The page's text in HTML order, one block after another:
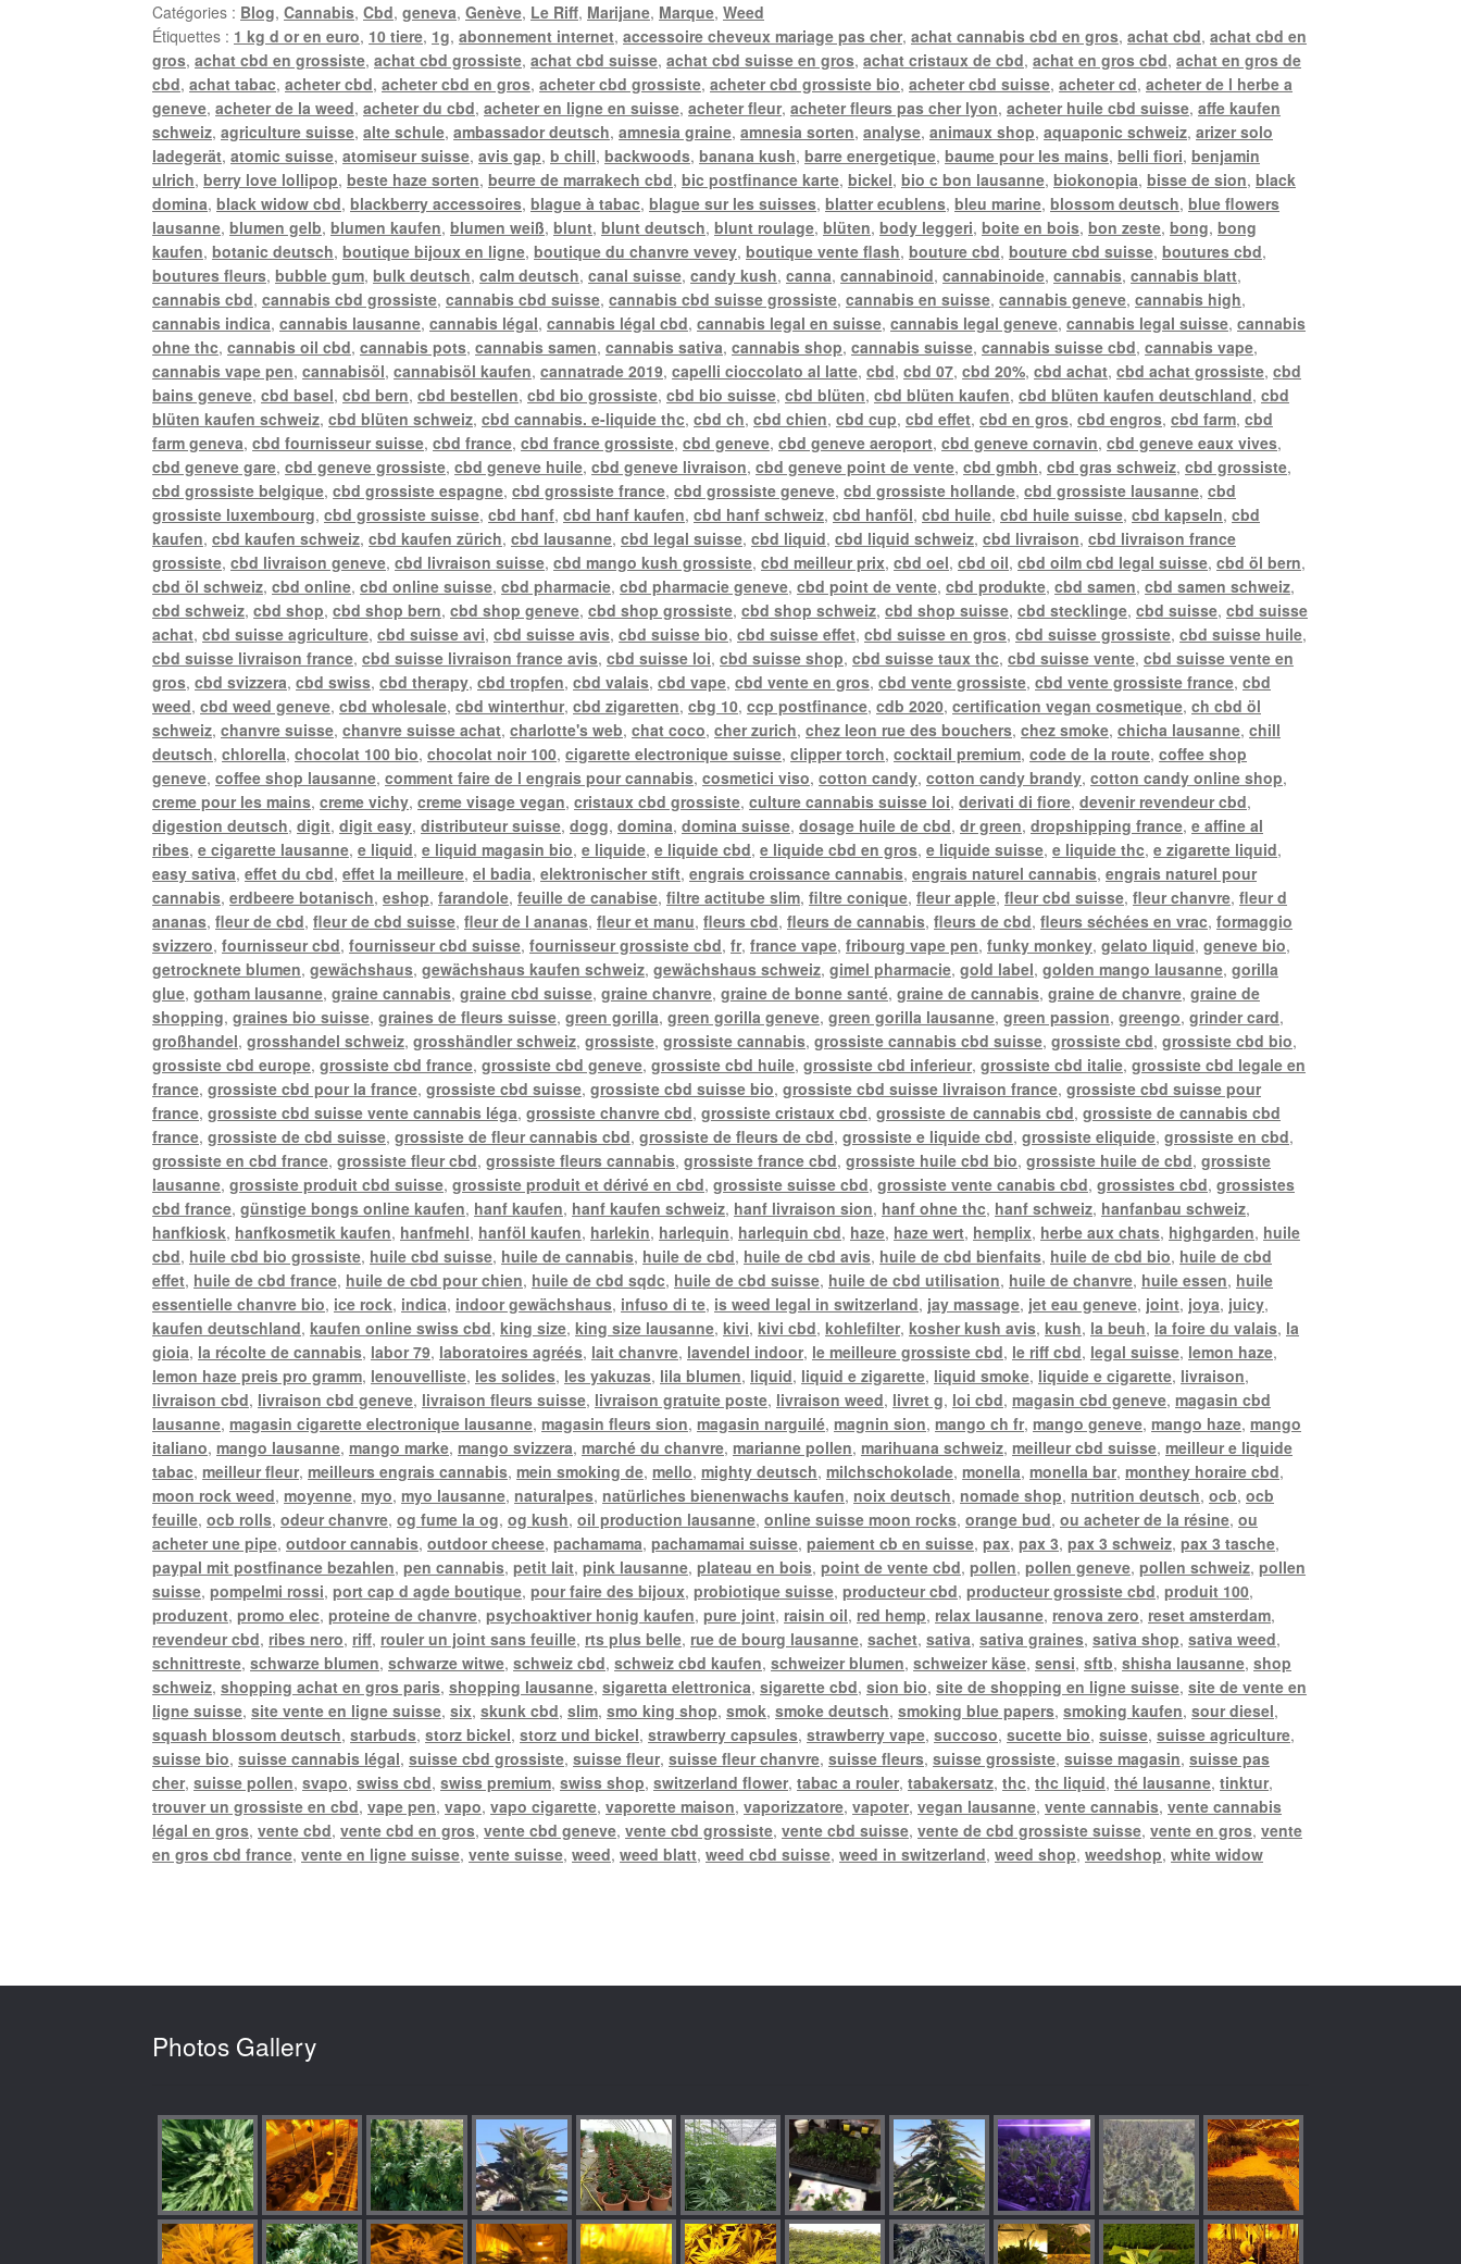
Catégories : Blog,Cannabis,Cbd,geneva,Genève, Le Riff, Marijane, Marque,Weed
Étiquettes : 1 kg d or en euro, 10 tiere, 1g,abonnement internet,accessoire cheveux mariage pas cher,achat cannabis cbd en gros,achat cbd,achat cbd en
gros,achat cbd en grossiste,achat cbd grossiste,achat cbd suisse,achat cbd suisse en gros,achat cristaux de cbd,achat en gros cbd,achat en gros de
cbd,achat tabac,acheter cbd,acheter cbd en gros,acheter cbd grossiste,acheter cbd grossiste bio,acheter cbd suisse,acheter cd,acheter de l herbe a
geneve,acheter de la weed,acheter du cbd,acheter en ligne en suisse,acheter fleur,acheter fleurs pas cher lyon,acheter huile cbd suisse,affe kaufen
schweiz,agriculture suisse,alte schule,ambassador deutsch,amnesia graine,amnesia sorten,analyse,animaux shop,aquaponic schweiz,arizer solo
ladegerät,atomic suisse,atomiseur suisse,avis gap,b chill,backwoods,banana kush,barre energetique,baume pour les mains,belli fiori,benjamin
ulrich,berry love lollipop,beste haze sorten,beurre de marrakech cbd,bic postfinance karte,bickel,bio c bon lausanne,biokonopia,bisse de sion,black
domina,black widow cbd,blackberry accessoires,blague à tabac,blague sur les suisses,blatter ecublens,bleu marine,blossom deutsch,blue flowers
lausanne,blumen gelb,blumen kaufen,blumen weiß,blunt,blunt deutsch,blunt roulage,blüten,body leggeri,boite en bois,bon zeste,bong,bong
kaufen,botanic deutsch,boutique bijoux en ligne,boutique du chanvre vevey,boutique vente flash,bouture cbd,bouture cbd suisse,boutures cbd,
boutures fleurs,bubble gum,bulk deutsch,calm deutsch,canal suisse,candy kush,canna,cannabinoid,cannabinoide,cannabis,cannabis blatt,
cannabis cbd,cannabis cbd grossiste,cannabis cbd suisse,cannabis cbd suisse grossiste,cannabis en suisse,cannabis geneve,cannabis high,
cannabis indica,cannabis lausanne,cannabis légal,cannabis légal cbd,cannabis legal en suisse,cannabis legal geneve,cannabis legal suisse,cannabis
ohne thc,cannabis oil cbd,cannabis pots,cannabis samen,cannabis sativa,cannabis shop,cannabis suisse,cannabis suisse cbd,cannabis vape,
cannabis vape pen,cannabisöl,cannabisöl kaufen,cannatrade 2019,capelli cioccolato al latte,cbd,cbd 07,cbd 20%,cbd achat,cbd achat grossiste,cbd
bains geneve,cbd basel,cbd bern,cbd bestellen,cbd bio grossiste,cbd bio suisse,cbd blüten,cbd blüten kaufen,cbd blüten kaufen deutschland,cbd
blüten kaufen schweiz,cbd blüten schweiz,cbd cannabis. e-liquide thc,cbd ch,cbd chien,cbd cup,cbd effet,cbd en gros,cbd engros,cbd farm,cbd
farm geneva,cbd fournisseur suisse,cbd france,cbd france grossiste,cbd geneve,cbd geneve aeroport,cbd geneve cornavin,cbd geneve eaux vives,
cbd geneve gare,cbd geneve grossiste,cbd geneve huile,cbd geneve livraison,cbd geneve point de vente,cbd gmbh,cbd gras schweiz,cbd grossiste,
cbd grossiste belgique,cbd grossiste espagne,cbd grossiste france,cbd grossiste geneve,cbd grossiste hollande,cbd grossiste lausanne,cbd
grossiste luxembourg,cbd grossiste suisse,cbd hanf,cbd hanf kaufen,cbd hanf schweiz,cbd hanföl,cbd huile,cbd huile suisse,cbd kapseln,cbd
kaufen,cbd kaufen schweiz,cbd kaufen zürich,cbd lausanne,cbd legal suisse,cbd liquid,cbd liquid schweiz,cbd livraison,cbd livraison france
grossiste,cbd livraison geneve,cbd livraison suisse,cbd mango kush grossiste,cbd meilleur prix,cbd oel,cbd oil,cbd oilm cbd legal suisse,cbd öl bern,
cbd öl schweiz,cbd online,cbd online suisse,cbd pharmacie,cbd pharmacie geneve,cbd point de vente,cbd produkte,cbd samen,cbd samen schweiz,
cbd schweiz,cbd shop,cbd shop bern,cbd shop geneve,cbd shop grossiste,cbd shop schweiz,cbd shop suisse,cbd stecklinge,cbd suisse,cbd suisse
achat,cbd suisse agriculture,cbd suisse avi,cbd suisse avis,cbd suisse bio,cbd suisse effet,cbd suisse en gros,cbd suisse grossiste,cbd suisse huile,
cbd suisse livraison france,cbd suisse livraison france avis,cbd suisse loi,cbd suisse shop,cbd suisse taux thc,cbd suisse vente,cbd suisse vente en
gros,cbd svizzera,cbd swiss,cbd therapy,cbd tropfen,cbd valais,cbd vape,cbd vente en gros,cbd vente grossiste,cbd vente grossiste france,cbd
weed,cbd weed geneve,cbd wholesale,cbd winterthur,cbd zigaretten,cbg 10,ccp postfinance,cdb 2020,certification vegan cosmetique,ch cbd öl
schweiz,chanvre suisse,chanvre suisse achat,charlotte's web,chat coco,cher zurich,chez leon rue des bouchers,chez smoke,chicha lausanne,chill
deutsch,chlorella,chocolat 100 bio,chocolat noir 100,cigarette electronique suisse,clipper torch,cocktail premium,code de la route,coffee shop
geneve,coffee shop lausanne,comment faire de l engrais pour cannabis,cosmetici viso,cotton candy,cotton candy brandy,cotton candy online shop,
creme pour les mains,creme vichy,creme visage vegan,cristaux cbd grossiste,culture cannabis suisse loi,derivati di fiore,devenir revendeur cbd,
digestion deutsch,digit,digit easy,distributeur suisse,dogg,domina,domina suisse,dosage huile de cbd,dr green,dropshipping france,e affine al
ribes,e cigarette lausanne,e liquid,e liquid magasin bio,e liquide,e liquide cbd,e liquide cbd en gros,e liquide suisse,e liquide thc,e zigarette liquid,
easy sativa,effet du cbd,effet la meilleure,el badia,elektronischer stift,engrais croissance cannabis,engrais naturel cannabis,engrais naturel pour
cannabis,erdbeere botanisch,eshop,farandole,feuille de canabise,filtre actitube slim,filtre conique,fleur apple,fleur cbd suisse,fleur chanvre,fleur d
ananas,fleur de cbd,fleur de cbd suisse,fleur de l ananas,fleur et manu,fleurs cbd,fleurs de cannabis,fleurs de cbd,fleurs séchées en vrac,formaggio
svizzero,fournisseur cbd,fournisseur cbd suisse,fournisseur grossiste cbd,fr,france vape,fribourg vape pen,funky monkey,gelato liquid,geneve bio,
getrocknete blumen,gewächshaus,gewächshaus kaufen schweiz,gewächshaus schweiz,gimel pharmacie,gold label,golden mango lausanne,gorilla
glue,gotham lausanne,graine cannabis,graine cbd suisse,graine chanvre,graine de bonne santé,graine de cannabis,graine de chanvre,graine de
shopping,graines bio suisse,graines de fleurs suisse,green gorilla,green gorilla geneve,green gorilla lausanne,green passion,greengo,grinder card,
großhandel,grosshandel schweiz,grosshändler schweiz,grossiste,grossiste cannabis,grossiste cannabis cbd suisse,grossiste cbd,grossiste cbd bio,
grossiste cbd europe,grossiste cbd france,grossiste cbd geneve,grossiste cbd huile,grossiste cbd inferieur,grossiste cbd italie,grossiste cbd legale en
france,grossiste cbd pour la france,grossiste cbd suisse,grossiste cbd suisse bio,grossiste cbd suisse livraison france,grossiste cbd suisse pour
france,grossiste cbd suisse vente cannabis léga,grossiste chanvre cbd,grossiste cristaux cbd,grossiste de cannabis cbd,grossiste de cannabis cbd
france,grossiste de cbd suisse,grossiste de fleur cannabis cbd,grossiste de fleurs de cbd,grossiste e liquide cbd,grossiste eliquide,grossiste en cbd,
grossiste en cbd france,grossiste fleur cbd,grossiste fleurs cannabis,grossiste france cbd,grossiste huile cbd bio,grossiste huile de cbd,grossiste
lausanne,grossiste produit cbd suisse,grossiste produit et dérivé en cbd,grossiste suisse cbd,grossiste vente canabis cbd,grossistes cbd,grossistes
cbd france,günstige bongs online kaufen, hanf kaufen, hanf kaufen schweiz, hanf livraison sion, hanf ohne thc, hanf schweiz, hanfanbau schweiz,
hanfkiosk, hanfkosmetik kaufen, hanfmehl, hanföl kaufen, harlekin, harlequin, harlequin cbd, haze, haze wert, hemplix, herbe aux chats, highgarden, huile
cbd, huile cbd bio grossiste, huile cbd suisse, huile de cannabis, huile de cbd, huile de cbd avis, huile de cbd bienfaits, huile de cbd bio, huile de cbd
effet, huile de cbd france, huile de cbd pour chien, huile de cbd sqdc, huile de cbd suisse, huile de cbd utilisation, huile de chanvre, huile essen, huile
essentielle chanvre bio, ice rock, indica, indoor gewächshaus, infuso di te, is weed legal in switzerland, jay massage, jet eau geneve, joint, joya, juicy,
kaufen deutschland,kaufen online swiss cbd,king size,king size lausanne,kivi,kivi cbd,kohlefilter,kosher kush avis,kush, la beuh, la foire du valais, la
gioia, la récolte de cannabis, labor 79, laboratoires agréés, lait chanvre, lavendel indoor, le meilleure grossiste cbd, le riff cbd, legal suisse, lemon haze,
lemon haze preis pro gramm, lenouvelliste, les solides, les yakuzas, lila blumen, liquid, liquid e zigarette, liquid smoke, liquide e cigarette, livraison,
livraison cbd, livraison cbd geneve, livraison fleurs suisse, livraison gratuite poste, livraison weed, livret g, loi cbd,magasin cbd geneve,magasin cbd
lausanne,magasin cigarette electronique lausanne,magasin fleurs sion,magasin narguilé,magnin sion,mango ch fr,mango geneve,mango haze,mango
italiano,mango lausanne,mango marke,mango svizzera,marché du chanvre,marianne pollen,marihuana schweiz,meilleur cbd suisse,meilleur e liquide
tabac,meilleur fleur,meilleurs engrais cannabis,mein smoking de,mello,mighty deutsch,milchschokolade,monella,monella bar,monthey horaire cbd,
moon rock weed,moyenne,myo,myo lausanne, naturalpes, natürliches bienenwachs kaufen, noix deutsch, nomade shop, nutrition deutsch,ocb,ocb
feuille,ocb rolls,odeur chanvre,og fume la og,og kush,oil production lausanne,online suisse moon rocks,orange bud,ou acheter de la résine,ou
acheter une pipe,outdoor cannabis,outdoor cheese,pachamama,pachamamai suisse,paiement cb en suisse,pax,pax 3,pax 3 schweiz,pax 3 tasche,
paypal mit postfinance bezahlen,pen cannabis,petit lait,pink lausanne,plateau en bois,point de vente cbd,pollen,pollen geneve,pollen schweiz,pollen
suisse,pompelmi rossi,port cap d agde boutique,pour faire des bijoux,probiotique suisse,producteur cbd,producteur grossiste cbd,produit 100,
produzent,promo elec,proteine de chanvre,psychoaktiver honig kaufen,pure joint, raisin oil, red hemp, relax lausanne, renova zero, reset amsterdam,
revendeur cbd, ribes nero, riff, rouler un joint sans feuille, rts plus belle, rue de bourg lausanne,sachet,sativa,sativa graines,sativa shop,sativa weed,
schnittreste,schwarze blumen,schwarze witwe,schweiz cbd,schweiz cbd kaufen,schweizer blumen,schweizer käse,sensi,sftb,shisha lausanne,shop
schweiz,shopping achat en gros paris,shopping lausanne,sigaretta elettronica,sigarette cbd,sion bio,site de shopping en ligne suisse,site de vente en
ligne suisse,site vente en ligne suisse,six,skunk cbd,slim,smo king shop,smok,smoke deutsch,smoking blue papers,smoking kaufen,sour diesel,
squash blossom deutsch,starbuds,storz bickel,storz und bickel,strawberry capsules,strawberry vape,succoso,sucette bio,suisse,suisse agriculture,
suisse bio,suisse cannabis légal,suisse cbd grossiste,suisse fleur,suisse fleur chanvre,suisse fleurs,suisse grossiste,suisse magasin,suisse pas
cher,suisse pollen,svapo,swiss cbd,swiss premium,swiss shop,switzerland flower,tabac a rouler,tabakersatz,thc,thc liquid,thé lausanne,tinktur,
trouver un grossiste en cbd,vape pen,vapo,vapo cigarette,vaporette maison,vaporizzatore,vapoter,vegan lausanne,vente cannabis,vente cannabis
légal en gros,vente cbd,vente cbd en gros,vente cbd geneve,vente cbd grossiste,vente cbd suisse,vente de cbd grossiste suisse,vente en gros,vente
en gros cbd france,vente en ligne suisse,vente suisse,weed,weed blatt,weed cbd suisse,weed in switzerland,weed shop,weedshop,white widow
Photos Gallery